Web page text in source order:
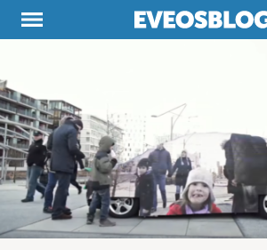
Destinationen
Über uns
Buchtipps
Newsletter